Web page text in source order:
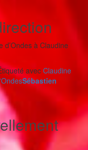
à Claudine
avecClaudine
Sébastien